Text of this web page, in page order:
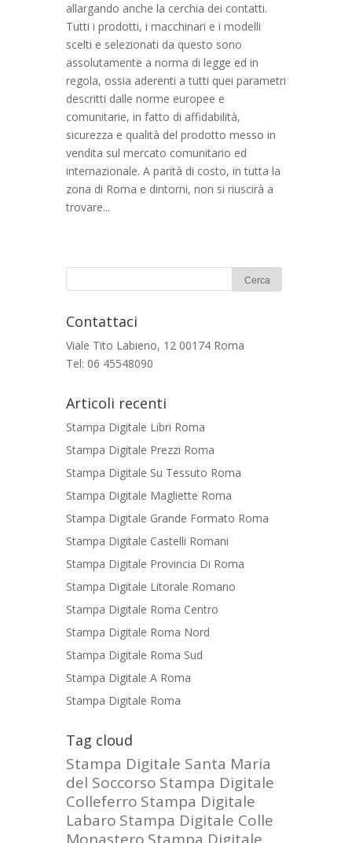
allargando anche la cerchia dei contatti.
Tutti i prodotti, i macchinari e i modelli
scelti e selezionati da questo sono
assolutamente a norma di legge ed in
regola, ossia aderenti a tutti quei parametri
descritti dalle norme europee e
comunitarie, in fatto di affidabilità,
sicurezza e qualità del prodotto messo in
vendita sul mercato comunitario ed
internazionale. A parità di costo, in tutta la
zona di Roma e dintorni, non si riuscirà a
trovare...
Contattaci
Viale Tito Labieno, 12 00174 Roma
Tel: 06 45548090
Articoli recenti
Stampa Digitale Libri Roma
Stampa Digitale Prezzi Roma
Stampa Digitale Su Tessuto Roma
Stampa Digitale Magliette Roma
Stampa Digitale Grande Formato Roma
Stampa Digitale Castelli Romani
Stampa Digitale Provincia Di Roma
Stampa Digitale Litorale Romano
Stampa Digitale Roma Centro
Stampa Digitale Roma Nord
Stampa Digitale Roma Sud
Stampa Digitale A Roma
Stampa Digitale Roma
Tag cloud
Stampa Digitale Santa Maria
del Soccorso Stampa Digitale
Colleferro Stampa Digitale
Labaro Stampa Digitale Colle